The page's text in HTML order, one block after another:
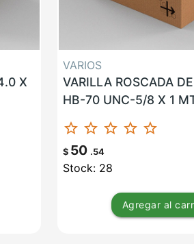
X
VARIOS
VARILLA ROSCADA
HB-70 UNC-5/8 X 1
star_border star_border star_border star_border star_border
$ 50 .54
Stock: 28
Agregar al